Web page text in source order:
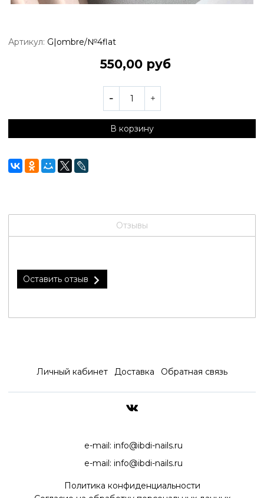
Артикул: G|ombre/№4flat
550,00 руб
В корзину
Отзывы
Оставить отзыв
Личный кабинет Доставка Обратная связь
e-mail: info@ibdi-nails.ru
e-mail: info@ibdi-nails.ru
Политика конфиденциальности